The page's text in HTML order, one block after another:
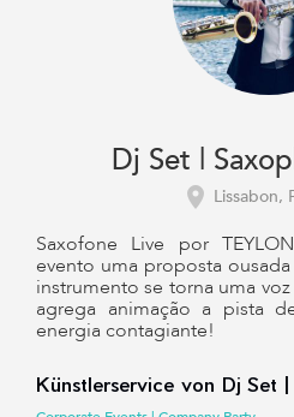
Dj Set |
Lissabon,
Saxofone Live por
evento uma proposta
instrumento se torna uma
agrega animação a pista
energia contagiante!
Künstlerservice von Dj Set